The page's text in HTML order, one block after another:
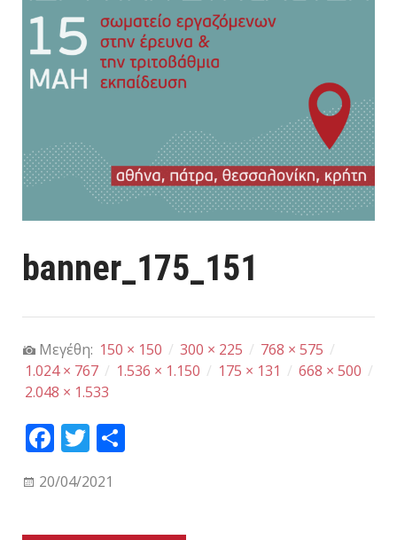
banner_175_151
Μεγέθη: 150 × 150 / 300 × 225 / 768 × 575 /
1.024 × 767 / 1.536 × 1.150 / 175 × 131 / 668 × 500 /
2.048 × 1.533
Fa
bo
T
tt
20/04/2021